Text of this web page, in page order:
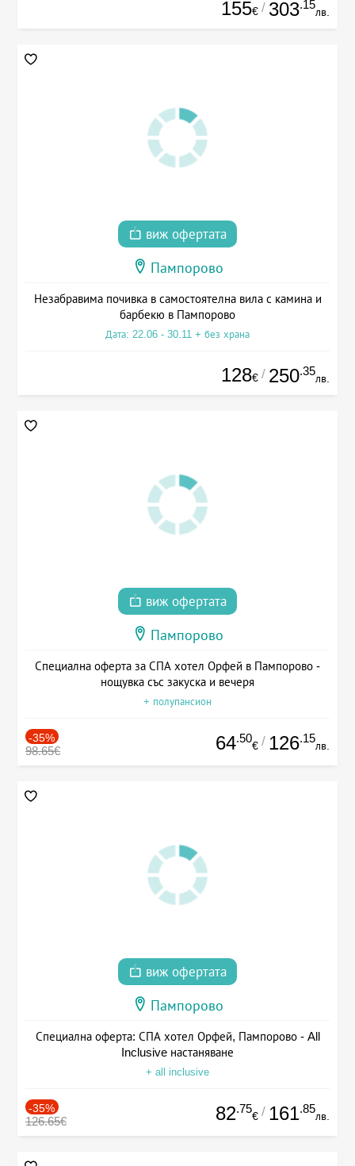
155€ / 303.15
лв.
виж офертата
Пампорово
Незабравима почивка в самостоятелна вила с камина и
барбекю в Пампорово
Дата: 22.06 - 30.11 + без храна
128€ / 250.35
лв.
виж офертата
Пампорово
Специална оферта за СПА хотел Орфей в Пампорово -
нощувка със закуска и вечеря
+ полупансион
-35%
98.65€ 64.50
€ / 126.15
лв.
виж офертата
Пампорово
Специална оферта: СПА хотел Орфей, Пампорово - All
Inclusive настаняване
+ all inclusive
-35%
126.65€ 82.75
€ / 161.85
лв.